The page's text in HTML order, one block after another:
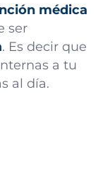
médica
ser
. Es decir que
a tu
al día.